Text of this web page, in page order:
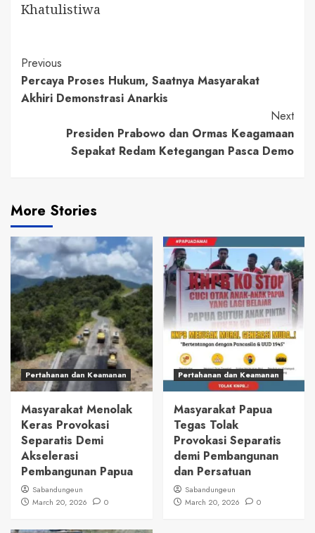
Khatulistiwa
Continue
Reading
Previous
Percaya Proses Hukum, Saatnya Masyarakat
Akhiri Demonstrasi Anarkis
Next
Presiden Prabowo dan Ormas Keagamaan
Sepakat Redam Ketegangan Pasca Demo
More Stories
Pertahanan dan Keamanan
Masyarakat Menolak
Keras Provokasi
Separatis Demi
Akselerasi
Pembangunan Papua
Sabandungeun
March 20, 2026
0
Pertahanan dan Keamanan
Masyarakat Papua
Tegas Tolak
Provokasi Separatis
demi Pembangunan
dan Persatuan
Sabandungeun
March 20, 2026
0